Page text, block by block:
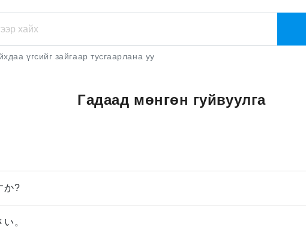
үгсийг зайгаар тусгаарлана уу
Гадаад мөнгөн гуйвуулга
か?
。